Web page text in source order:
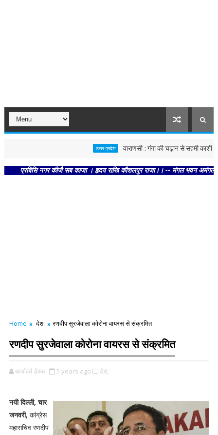
उत्तर-प्रदेश वाराणसी : गंगा की चढ़ान से सहमी काशी : छूने
प्रबिसि नगर कीजै सब काजा । हृदय राखि कौशलपुर राजा।। -- मंगल भवन अमंगल
Home देश रणदीप सुरजेवाला कोरोना वायरस से संक्रमित
रणदीप सुरजेवाला कोरोना वायरस से संक्रमित
आर्यावर्त डेस्क 5 years ago देश,
नयी दिल्ली, चार
जनवरी, कांग्रेस
महासचिव रणदीप